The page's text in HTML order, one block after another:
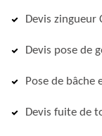
Devis zingueur
Devis pose de
Pose de bâche
Devis fuite de